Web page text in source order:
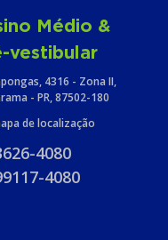
Médio &
vestibular
4316 - Zona II,
- PR, 87502-180
de localização
4080
4080